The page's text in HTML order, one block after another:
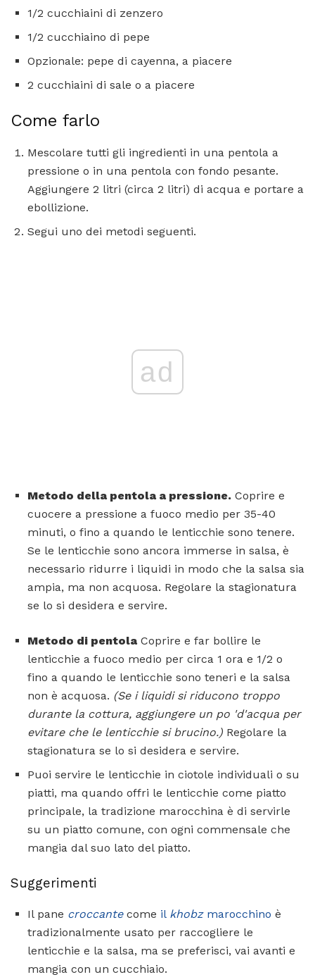
1/2 cucchiaini di zenzero
1/2 cucchiaino di pepe
Opzionale: pepe di cayenna, a piacere
2 cucchiaini di sale o a piacere
Come farlo
Mescolare tutti gli ingredienti in una pentola a
pressione o in una pentola con fondo pesante.
Aggiungere 2 litri (circa 2 litri) di acqua e portare a
ebollizione.
Segui uno dei metodi seguenti.
ad
Metodo della pentola a pressione. Coprire e
cuocere a pressione a fuoco medio per 35-40
minuti, o fino a quando le lenticchie sono tenere.
Se le lenticchie sono ancora immerse in salsa, è
necessario ridurre i liquidi in modo che la salsa sia
ampia, ma non acquosa. Regolare la stagionatura
se lo si desidera e servire.
Metodo di pentolaCoprire e far bollire le
lenticchie a fuoco medio per circa 1 ora e 1/2 o
fino a quando le lenticchie sono teneri e la salsa
non è acquosa. (Se i liquidi si riducono troppo
durante la cottura, aggiungere un po 'd'acqua per
evitare che le lenticchie si brucino.) Regolare la
stagionatura se lo si desidera e servire.
Puoi servire le lenticchie in ciotole individuali o su
piatti, ma quando offri le lenticchie come piatto
principale, la tradizione marocchina è di servirle
su un piatto comune, con ogni commensale che
mangia dal suo lato del piatto.
Suggerimenti
Il pane croccantecome il khobzmarocchino è
tradizionalmente usato per raccogliere le
lenticchie e la salsa, ma se preferisci, vai avanti e
mangia con un cucchiaio.